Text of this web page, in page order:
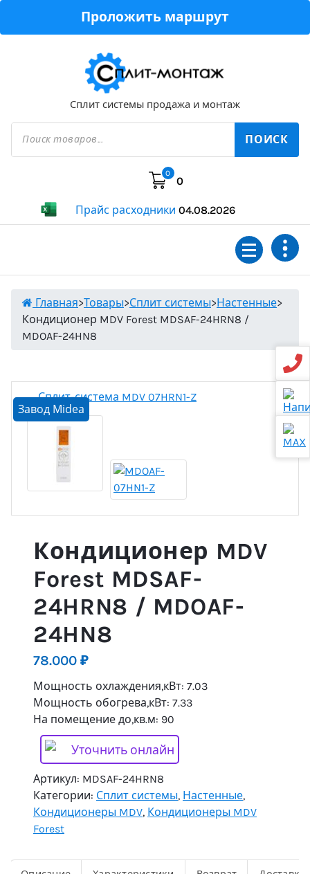
Проложить маршрут
Сплит системы продажа и монтаж
Поиск
товаров
ПОИСК
0
0
Прайс расходники 04.08.2026
Главная>Товары>Сплит системы>Настенные>
Кондиционер MDV Forest MDSAF-24HRN8 /
MDOAF-24HN8
Завод Midea
Кондиционер MDV
Forest MDSAF-
24HRN8 / MDOAF-
24HN8
78.000 ₽
Мощность охлаждения,кВт: 7.03
Мощность обогрева,кВт: 7.33
На помещение до,кв.м: 90
Уточнить онлайн
Артикул: MDSAF-24HRN8
Категории: Сплит системы, Настенные,
Кондиционеры MDV, Кондиционеры MDV
Forest